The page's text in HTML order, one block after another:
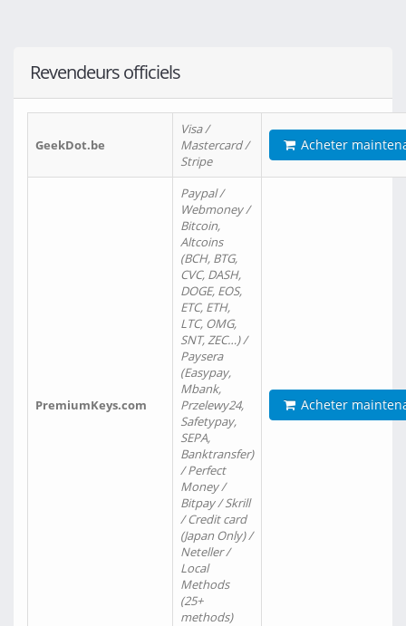
Revendeurs officiels
GeekDot.be
Visa /
Mastercard /
Stripe
Acheter
PremiumKeys.com
Paypal /
Webmoney /
Bitcoin,
Altcoins
(BCH, BTG,
CVC, DASH,
DOGE, EOS,
ETC, ETH,
LTC, OMG,
SNT, ZEC…) /
Paysera
(Easypay,
Mbank,
Przelewy24,
Safetypay,
SEPA,
Banktransfer)
/ Perfect
Money /
Bitpay / Skrill
/ Credit card
(Japan Only) /
Neteller /
Local
Methods
(25+
methods)
Acheter